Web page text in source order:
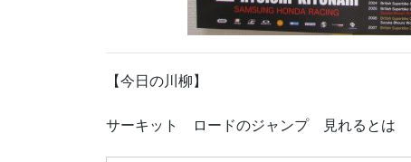
【今日の川柳】
サーキット ロードのジャンプ 見れるとは